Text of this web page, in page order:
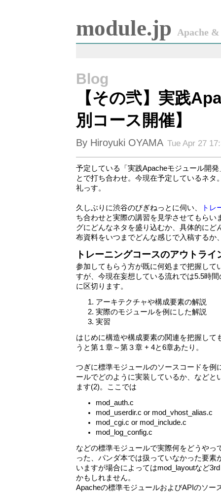
module.jp Apache
Blog
【その弐】実践
別コース開催】
By Hiroyuki OYAMA Tue Apr 27
予定している「実践Apacheモジュール開
とで打ち合わせ。今現在予定しているネタ
礼っす。
久しぶりに渋谷のびぎねっとに伺い、
トレ
ち合わせと実際の講習を見学させてもらい
グにどんなネタを盛り込むか、具体的にど
布資料をいつまでどんな感じで入稿するか
トレーニングコースのアウトライ
参加してもらう方が既に何処まで把握して
すが、今現在妄想している流れでは5.5時
に区切ります。
アーキテクチャや構成要素の解説
実際のモジュールを例にした解説
実習
はじめに構造や構成要素の関連を把握して
うと第１章～第３章 + 4と6章あたり。
つぎに標準モジュールのソースコードを例
ールでどのように実装しているか、などと
ます(2)。ここでは
mod_auth.c
mod_userdir.c or mod_vhost_alias.c
mod_cgi.c or mod_include.c
mod_log_config.c
などの標準モジュールで実際何をどうやっ
った、パンダ本では扱っていなかった要素
いますが場合によってはmod_layoutなど
かもしれません。
Apacheの標準モジュールおよびAPIのソー